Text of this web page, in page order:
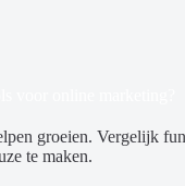
groeien. Vergelijk
te maken.